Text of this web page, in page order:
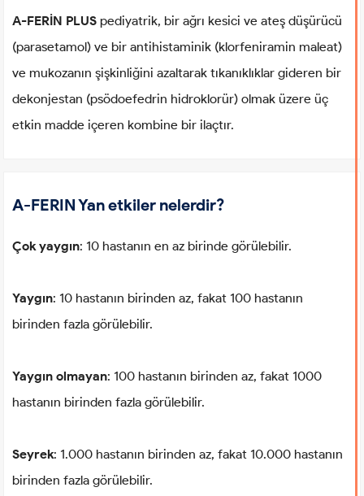
A-FERİN PLUS pediyatrik, bir ağrı kesici ve ateş düşürücü
(parasetamol) ve bir antihistaminik (klorfeniramin maleat)
ve mukozanın şişkinliğini azaltarak tıkanıklıklar gideren bir
dekonjestan (psödoefedrin hidroklorür) olmak üzere üç
etkin madde içeren kombine bir ilaçtır.
A-FERIN Yan etkiler nelerdir?
Çok yaygın: 10 hastanın en az birinde görülebilir.
Yaygın: 10 hastanın birinden az, fakat 100 hastanın
birinden fazla görülebilir.
Yaygın olmayan: 100 hastanın birinden az, fakat 1000
hastanın birinden fazla görülebilir.
Seyrek: 1.000 hastanın birinden az, fakat 10.000 hastanın
birinden fazla görülebilir.